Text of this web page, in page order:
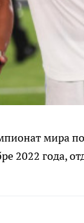
мира
2022 года,